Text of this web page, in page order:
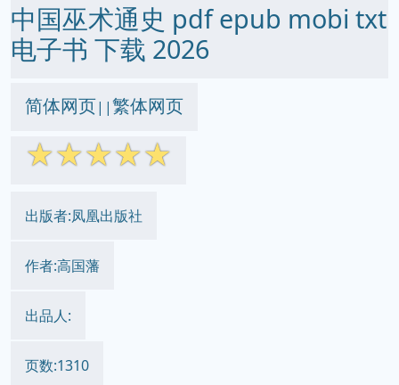
中国巫术通史 pdf epub mobi txt
电子书 下载 2026
简体网页||繁体网页
☆☆☆☆☆
出版者:凤凰出版社
作者:高国藩
出品人:
页数:1310